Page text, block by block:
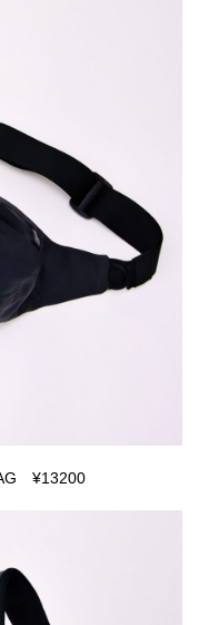
¥13200